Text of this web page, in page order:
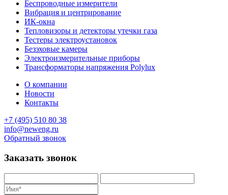
Беспроводные измерители
Вибрация и центрирование
ИК-окна
Тепловизоры и детекторы утечки газа
Тестеры электроустановок
Безэховые камеры
Электроизмерительные приборы
Трансформаторы напряжения Polylux
О компании
Новости
Контакты
+7 (495) 510 80 38
info@neweng.ru
Обратный звонок
Заказать звонок